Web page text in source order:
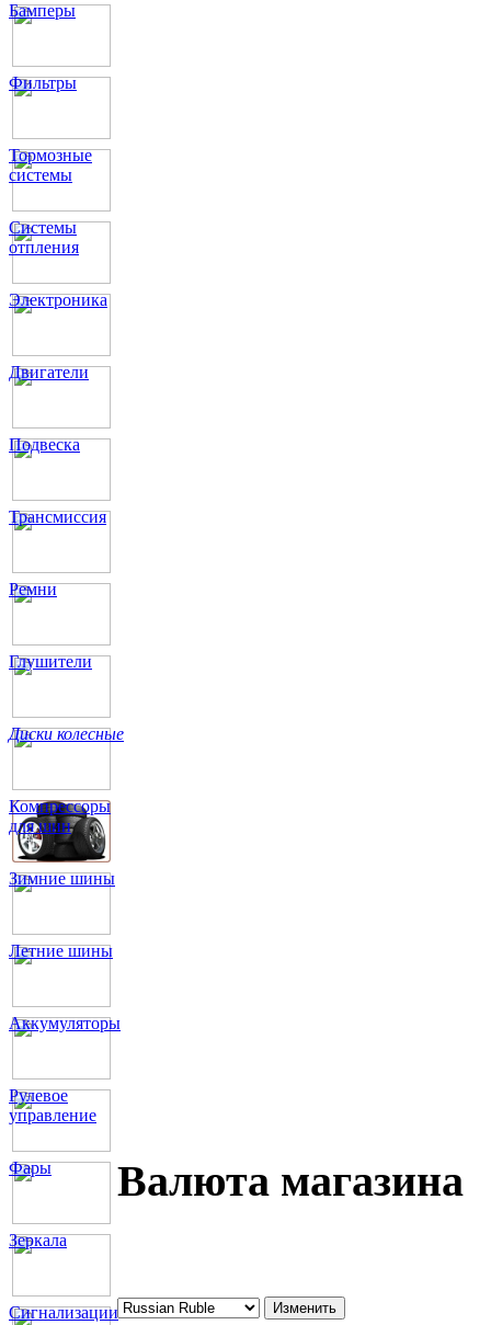
Бамперы
Фильтры
Тормозные
системы
Системы
отпления
Электроника
Двигатели
Подвеска
Трансмиссия
Ремни
Глушители
Диски колесные
Компрессоры
для шин
Зимние шины
Летние шины
Аккумуляторы
Рулевое
управление
Фары
Зеркала
Сигнализации
Валюта магазина